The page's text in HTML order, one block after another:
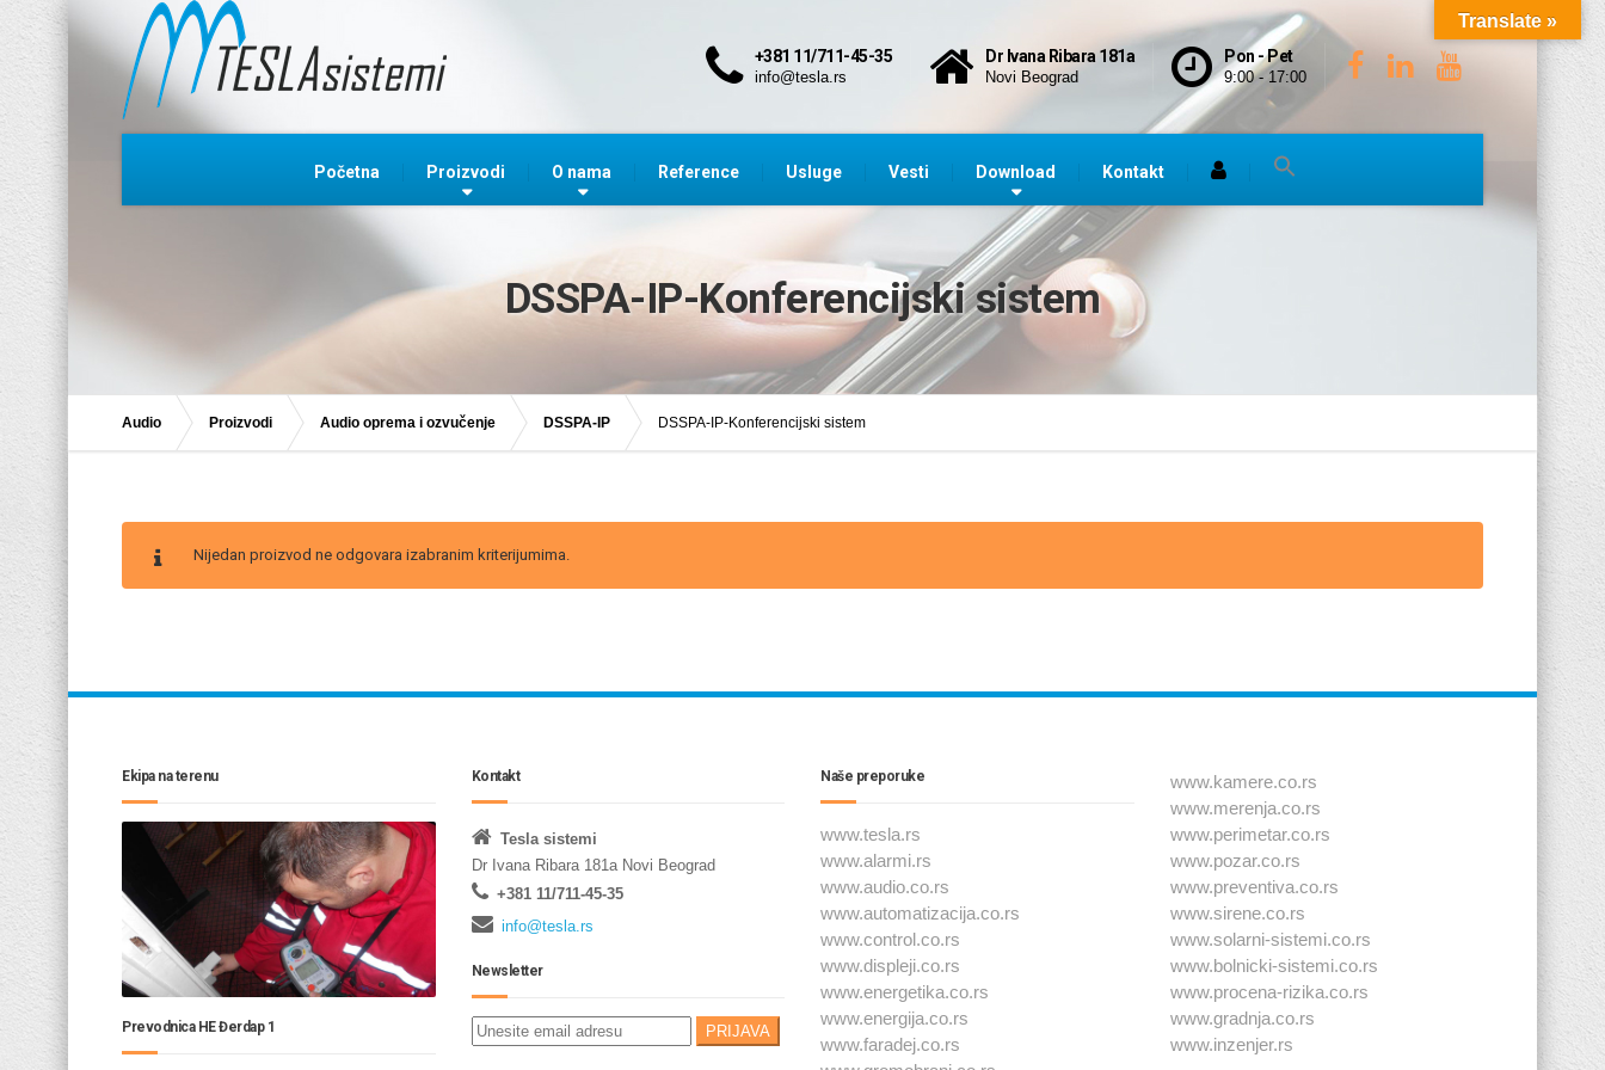
+381 11/711-45-35
info@tesla.rs
Dr Ivana Ribara 181a
Novi Beograd
Pon - Pet
9:00 - 17:00
Početna Proizvodi O nama Reference Usluge Vesti Download Kontakt
DSSPA-IP-Konferencijski sistem
Audio Proizvodi Audio oprema i ozvučenje DSSPA-IP DSSPA-IP-Konferencijski sistem
Nijedan proizvod ne odgovara izabranim kriterijumima.
Ekipa na terenu
Prevodnica HE Đerdap 1
Kontakt
Tesla sistemi
Dr Ivana Ribara 181a Novi Beograd
+381 11/711-45-35
info@tesla.rs
Newsletter
Naše preporuke
www.tesla.rs
www.alarmi.rs
www.audio.co.rs
www.automatizacija.co.rs
www.control.co.rs
www.displeji.co.rs
www.energetika.co.rs
www.energija.co.rs
www.faradej.co.rs
www.kamere.co.rs
www.merenja.co.rs
www.perimetar.co.rs
www.pozar.co.rs
www.preventiva.co.rs
www.sirene.co.rs
www.solarni-sistemi.co.rs
www.bolnicki-sistemi.co.rs
www.procena-rizika.co.rs
www.gradnja.co.rs
www.inzenjer.rs
Translate »